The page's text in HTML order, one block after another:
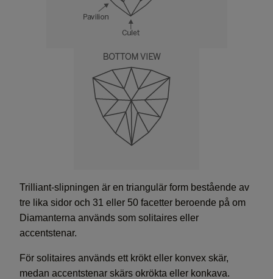
Trilliant-slipningen är en triangulär form bestående av
tre lika sidor och 31 eller 50 facetter beroende på om
Diamanterna används som solitaires eller
accentstenar.
För solitaires används ett krökt eller konvex skär,
medan accentstenar skärs okrökta eller konkava.